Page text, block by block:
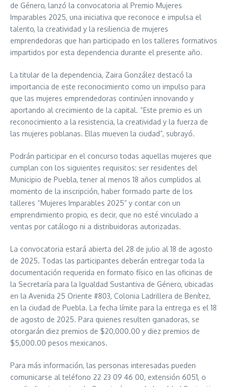
de Género, lanzó la convocatoria al Premio Mujeres
Imparables 2025, una iniciativa que reconoce e impulsa el
talento, la creatividad y la resiliencia de mujeres
emprendedoras que han participado en los talleres formativos
impartidos por esta dependencia durante el presente año.
La titular de la dependencia, Zaira González destacó la
importancia de este reconocimiento como un impulso para
que las mujeres emprendedoras continúen innovando y
aportando al crecimiento de la capital. “Este premio es un
reconocimiento a la resistencia, la creatividad y la fuerza de
las mujeres poblanas. Ellas mueven la ciudad”, subrayó.
Podrán participar en el concurso todas aquellas mujeres que
cumplan con los siguientes requisitos: ser residentes del
Municipio de Puebla, tener al menos 18 años cumplidos al
momento de la inscripción, haber formado parte de los
talleres “Mujeres Imparables 2025” y contar con un
emprendimiento propio, es decir, que no esté vinculado a
ventas por catálogo ni a distribuidoras autorizadas.
La convocatoria estará abierta del 28 de julio al 18 de agosto
de 2025. Todas las participantes deberán entregar toda la
documentación requerida en formato físico en las oficinas de
la Secretaría para la Igualdad Sustantiva de Género, ubicadas
en la Avenida 25 Oriente #803, Colonia Ladrillera de Benítez,
en la ciudad de Puebla. La fecha límite para la entrega es el 18
de agosto de 2025. Para quienes resulten ganadoras, se
otorgarán diez premios de $20,000.00 y diez premios de
$5,000.00 pesos mexicanos.
Para más información, las personas interesadas pueden
comunicarse al teléfono 22 23 09 46 00, extensión 6051, o